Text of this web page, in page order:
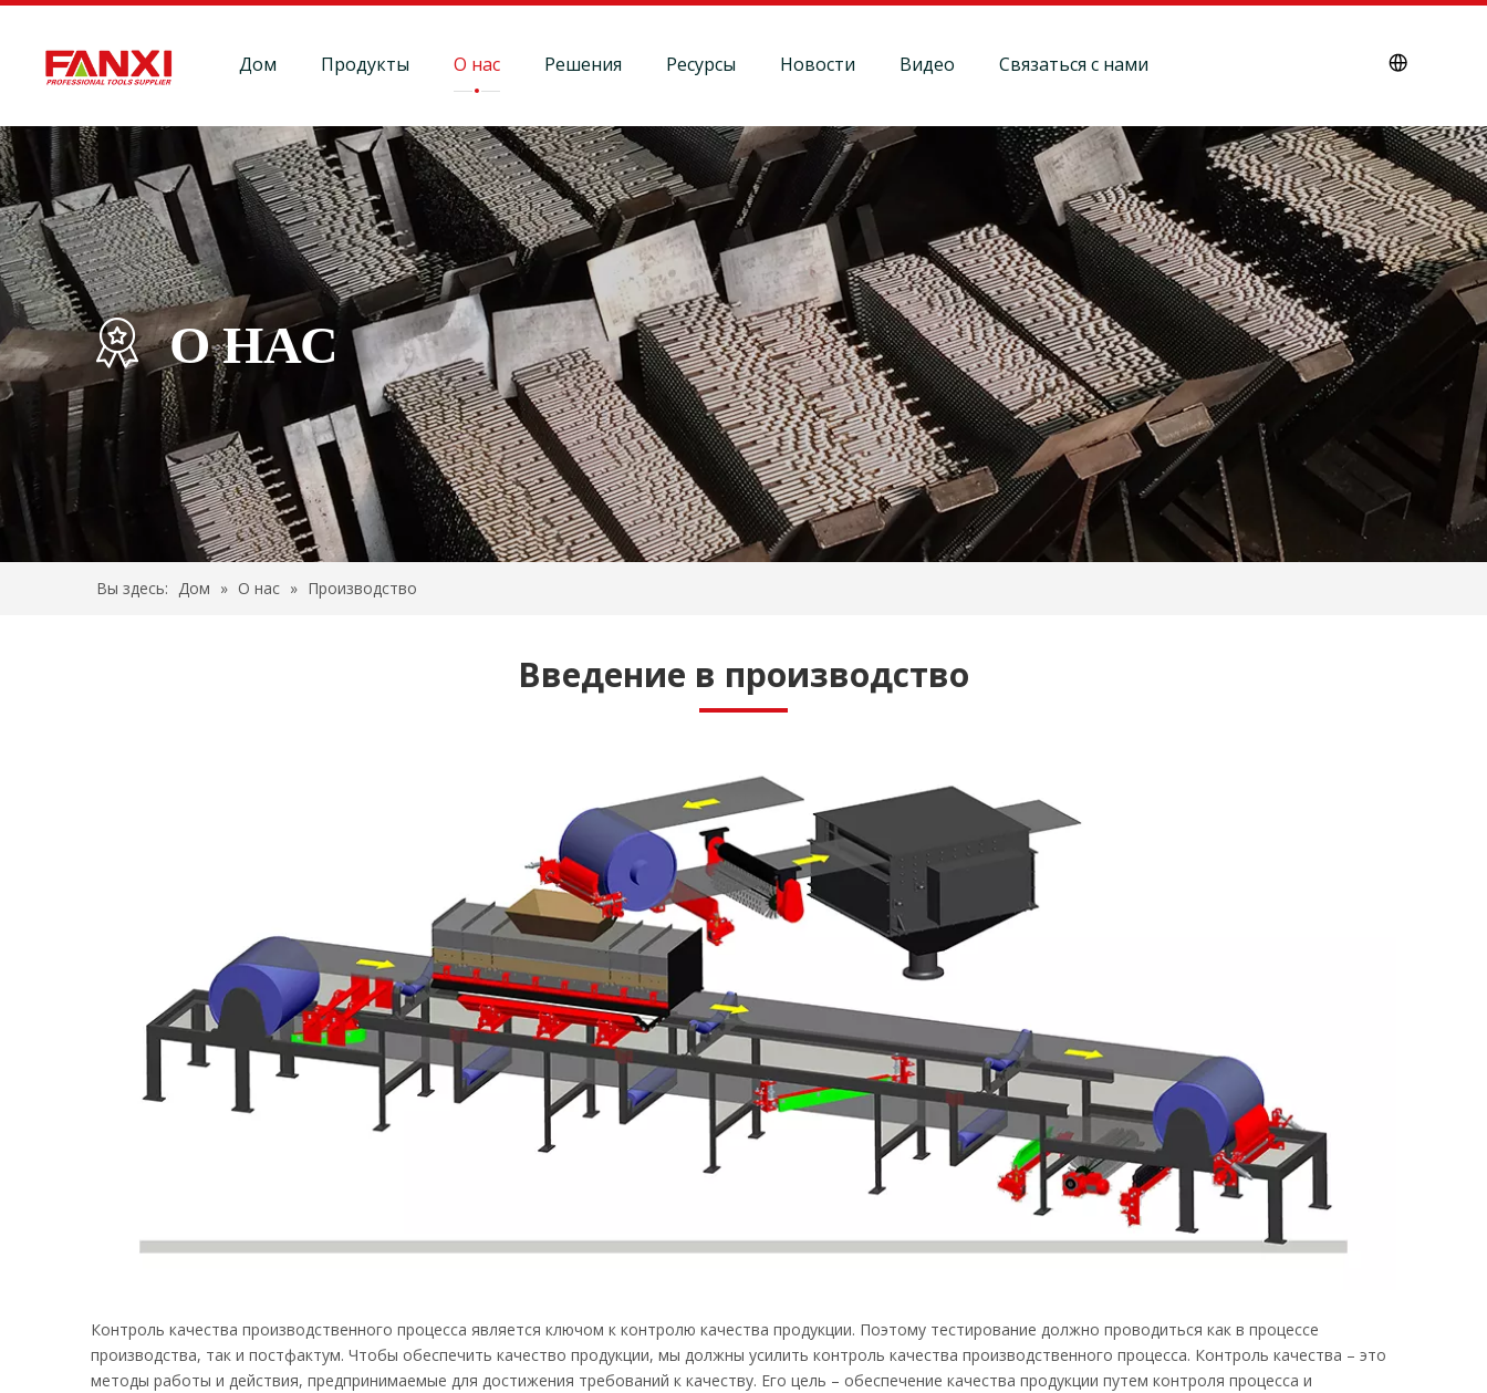
Дом Продукты О нас Решения Ресурсы Новости Видео Связаться с нами
 О НАС
Вы здесь: Дом » О нас » Производство
Введение в производство
Контроль качества производственного процесса является ключом к контролю качества продукции. Поэтому тестирование должно проводиться как в процессе
производства, так и постфактум. Чтобы обеспечить качество продукции, мы должны усилить контроль качества производственного процесса. Контроль качества – это
методы работы и действия, предпринимаемые для достижения требований к качеству. Его цель – обеспечение качества продукции путем контроля процесса и